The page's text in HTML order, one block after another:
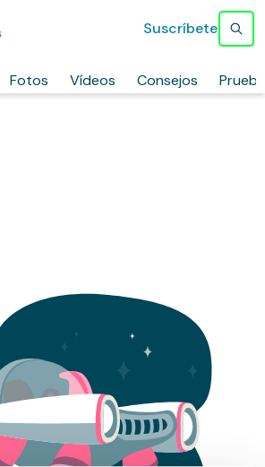
Fotos Vídeos Consejos
Suscríbete